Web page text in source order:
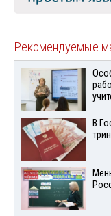
Рекомендуемые
В